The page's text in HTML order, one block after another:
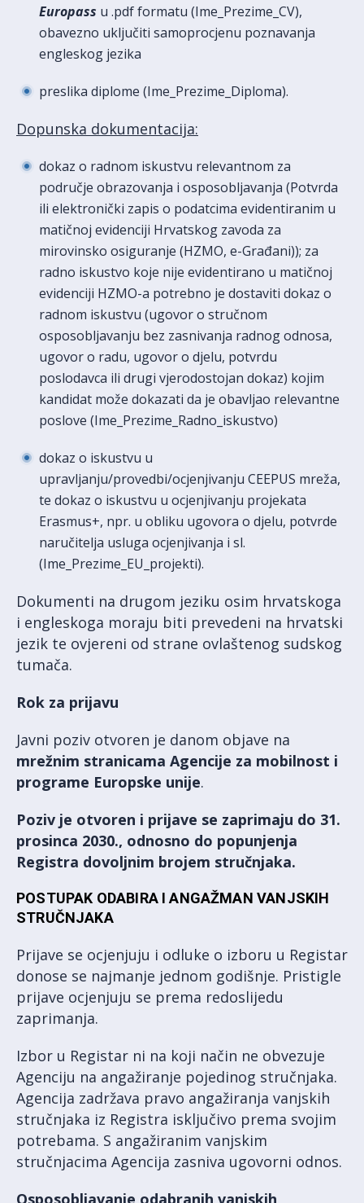
Europass u .pdf formatu (Ime_Prezime_CV),
obavezno uključiti samoprocjenu poznavanja
engleskog jezika
preslika diplome (Ime_Prezime_Diploma).
Dopunska dokumentacija:
dokaz o radnom iskustvu relevantnom za
područje obrazovanja i osposobljavanja (Potvrda
ili elektronički zapis o podatcima evidentiranim u
matičnoj evidenciji Hrvatskog zavoda za
mirovinsko osiguranje (HZMO, e-Građani)); za
radno iskustvo koje nije evidentirano u matičnoj
evidenciji HZMO-a potrebno je dostaviti dokaz o
radnom iskustvu (ugovor o stručnom
osposobljavanju bez zasnivanja radnog odnosa,
ugovor o radu, ugovor o djelu, potvrdu
poslodavca ili drugi vjerodostojan dokaz) kojim
kandidat može dokazati da je obavljao relevantne
poslove (Ime_Prezime_Radno_iskustvo)
dokaz o iskustvu u
upravljanju/provedbi/ocjenjivanju CEEPUS mreža,
te dokaz o iskustvu u ocjenjivanju projekata
Erasmus+, npr. u obliku ugovora o djelu, potvrde
naručitelja usluga ocjenjivanja i sl.
(Ime_Prezime_EU_projekti).
Dokumenti na drugom jeziku osim hrvatskoga
i engleskoga moraju biti prevedeni na hrvatski
jezik te ovjereni od strane ovlaštenog sudskog
tumača.
Rok za prijavu
Javni poziv otvoren je danom objave na
mrežnim stranicama Agencije za mobilnost i
programe Europske unije.
Poziv je otvoren i prijave se zaprimaju do 31.
prosinca 2030., odnosno do popunjenja
Registra dovoljnim brojem stručnjaka.
POSTUPAK ODABIRA I ANGAŽMAN VANJSKIH
STRUČNJAKA
Prijave se ocjenjuju i odluke o izboru u Registar
donose se najmanje jednom godišnje. Pristigle
prijave ocjenjuju se prema redoslijedu
zaprimanja.
Izbor u Registar ni na koji način ne obvezuje
Agenciju na angažiranje pojedinog stručnjaka.
Agencija zadržava pravo angažiranja vanjskih
stručnjaka iz Registra isključivo prema svojim
potrebama. S angažiranim vanjskim
stručnjacima Agencija zasniva ugovorni odnos.
Osposobljavanje odabranih vanjskih